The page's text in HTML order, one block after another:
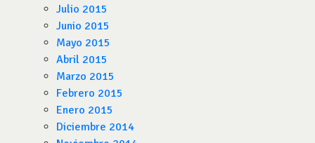
Julio 2015
Junio 2015
Mayo 2015
Abril 2015
Marzo 2015
Febrero 2015
Enero 2015
Diciembre 2014